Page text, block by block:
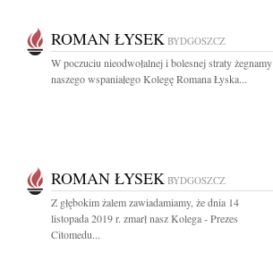
ROMAN ŁYSEK BYDGOSZCZ
W poczuciu nieodwołalnej i bolesnej straty żegnamy
naszego wspaniałego Kolegę Romana Łyska...
ROMAN ŁYSEK BYDGOSZCZ
Z głębokim żalem zawiadamiamy, że dnia 14
listopada 2019 r. zmarł nasz Kolega - Prezes
Citomedu...